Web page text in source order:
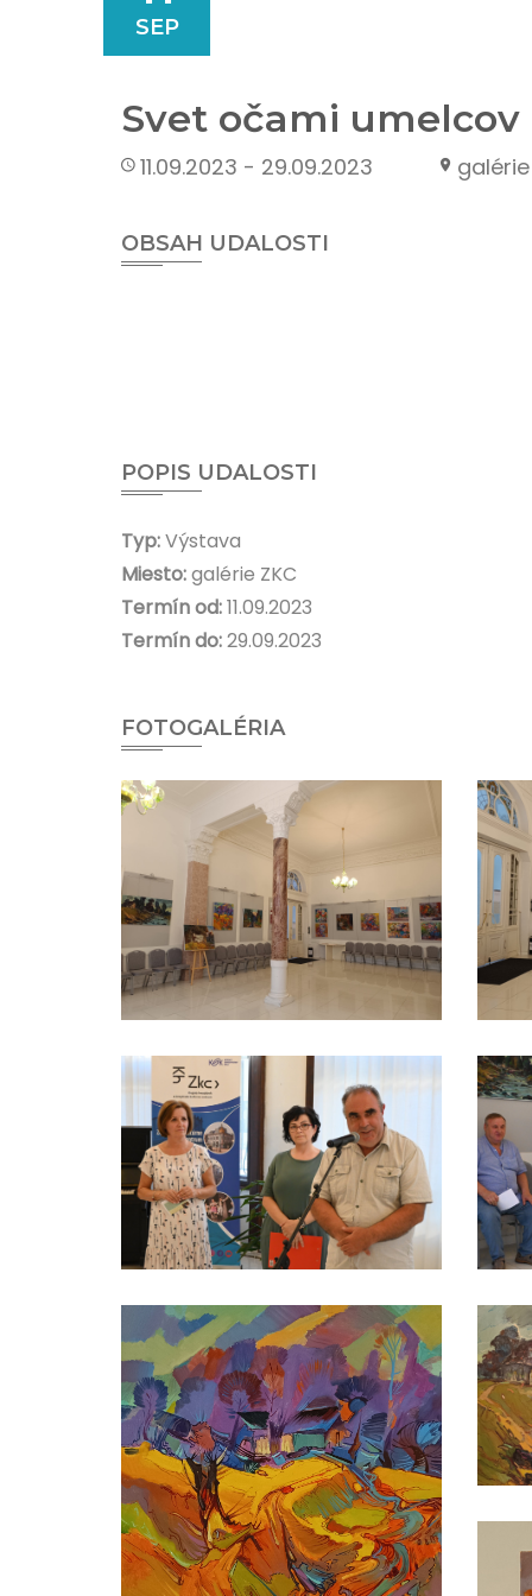
SEP
Svet očami umelcov
11.09.2023 - 29.09.2023 galérie
OBSAH UDALOSTI
POPIS UDALOSTI
Typ:Výstava
Miesto:galérie ZKC
Termín od:11.09.2023
Termín do:29.09.2023
FOTOGALÉRIA